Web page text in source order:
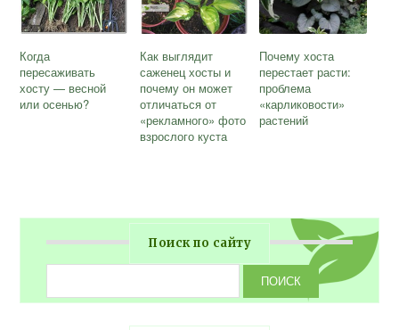
Когда
пересаживать
хосту — весной
или осенью?
Как выглядит
саженец хосты и
почему он может
отличаться от
«рекламного» фото
взрослого куста
Почему хоста
перестает расти:
проблема
«карликовости»
растений
Поиск по сайту